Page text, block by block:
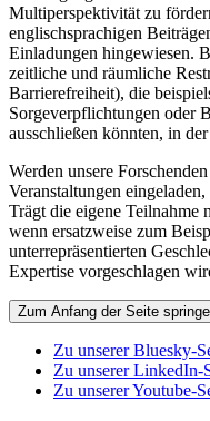
Multiperspektivität zu
englischsprachigen
Einladungen hingewiesen.
zeitliche und räumliche
Barrierefreiheit), die
Sorgeverpflichtungen oder
ausschließen könnten, in
Werden unsere
Veranstaltungen
Trägt die eigene Teilnahme
wenn ersatzweise zum
unterrepräsentierten
Expertise vorgeschlagen
Zum Anfang der Seite
Zu unserer Bluesky-
Zu unserer LinkedIn-
Zu unserer Youtube-